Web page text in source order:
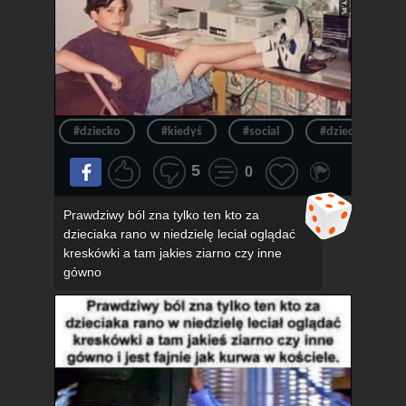
#dziecko #kiedyś #social #dzieciak
5 0
Prawdziwy ból zna tylko ten kto za
dzieciaka rano w niedzielę leciał oglądać
kreskówki a tam jakies ziarno czy inne
gówno